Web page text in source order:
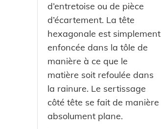
d’entretoise ou de pièce
d’écartement. La tête
hexagonale est simplement
enfoncée dans la tôle de
manière à ce que le
matière soit refoulée dans
la rainure. Le sertissage
côté tête se fait de manière
absolument plane.